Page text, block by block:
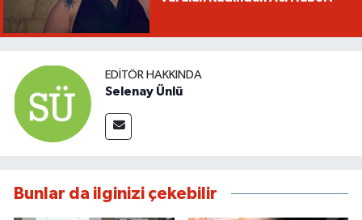
EDITÖR HAKKINDA
Selenay Ünlü
Bunlar da ilginizi çekebilir